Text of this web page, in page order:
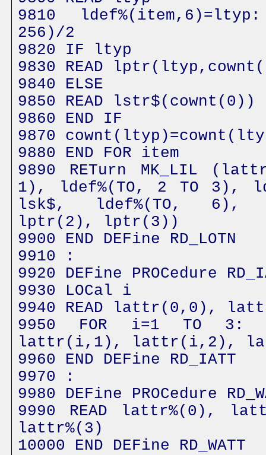
9810
256)/2
9820 IF ltyp
9830 READ
9840 ELSE
9850 READ lstr$(cownt(0))
9860 END IF
9870
9880 END FOR item
9890 RETurn MK_LIL
1), ldef%(TO, 2 TO 3),
lsk$, ldef%(TO,
lptr(2), lptr(3))
9900 END DEFine RD_LOTN
9910 :
9920 DEFine PROCedure
9930 LOCal i
9940 READ lattr(0,0),
9950 FOR i=1 TO 3:
lattr(i,1), lattr(i,2),
9960 END DEFine RD_IATT
9970 :
9980 DEFine PROCedure
9990 READ lattr%(0),
lattr%(3)
10000 END DEFine RD_WATT